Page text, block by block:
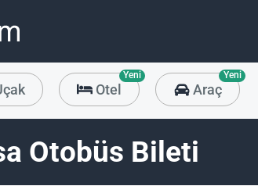
Otel
Yeni
Araç
Yeni
Otobüs Bileti